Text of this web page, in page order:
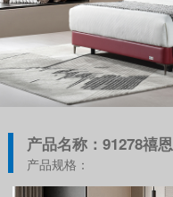
产品名称：91278禧恩
产品规格：